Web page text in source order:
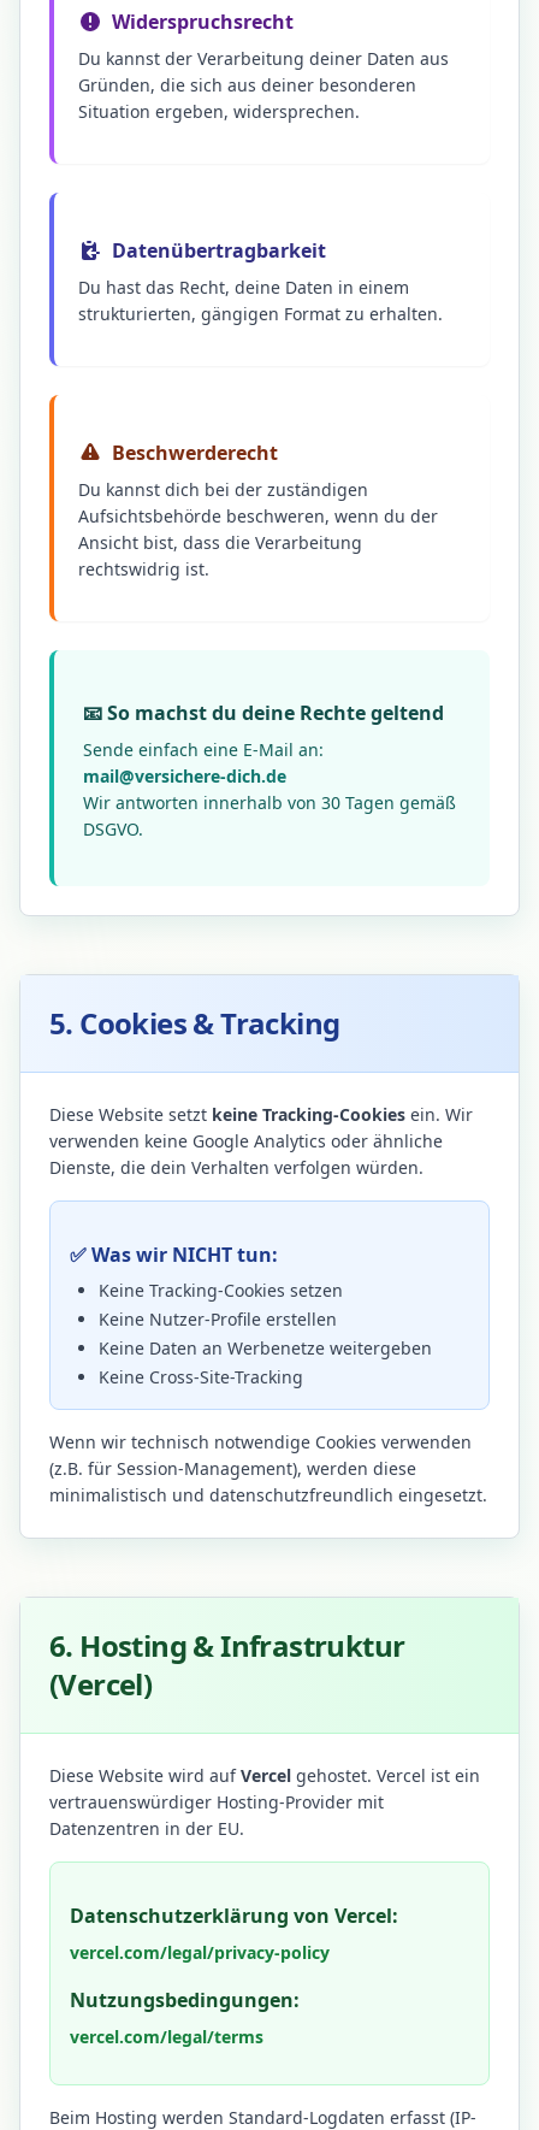
Widerspruchsrecht
Du kannst der Verarbeitung deiner Daten aus
Gründen, die sich aus deiner besonderen
Situation ergeben, widersprechen.
Datenübertragbarkeit
Du hast das Recht, deine Daten in einem
strukturierten, gängigen Format zu erhalten.
Beschwerderecht
Du kannst dich bei der zuständigen
Aufsichtsbehörde beschweren, wenn du der
Ansicht bist, dass die Verarbeitung
rechtswidrig ist.
📧 So machst du deine Rechte geltend
Sende einfach eine E-Mail an:
mail@versichere-dich.de
Wir antworten innerhalb von 30 Tagen gemäß
DSGVO.
5. Cookies & Tracking
Diese Website setzt keine Tracking-Cookies ein. Wir
verwenden keine Google Analytics oder ähnliche
Dienste, die dein Verhalten verfolgen würden.
✅ Was wir NICHT tun:
Keine Tracking-Cookies setzen
Keine Nutzer-Profile erstellen
Keine Daten an Werbenetze weitergeben
Keine Cross-Site-Tracking
Wenn wir technisch notwendige Cookies verwenden
(z.B. für Session-Management), werden diese
minimalistisch und datenschutzfreundlich eingesetzt.
6. Hosting & Infrastruktur
(Vercel)
Diese Website wird aufVercel gehostet. Vercel ist ein
vertrauenswürdiger Hosting-Provider mit
Datenzentren in der EU.
Datenschutzerklärung von Vercel:
vercel.com/legal/privacy-policy
Nutzungsbedingungen:
vercel.com/legal/terms
Beim Hosting werden Standard-Logdaten erfasst (IP-